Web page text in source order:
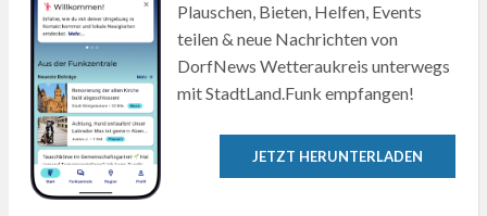
Plauschen, Bieten, Helfen, Events
teilen & neue Nachrichten von
DorfNews Wetteraukreis unterwegs
mit StadtLand.Funk empfangen!
JETZT HERUNTERLADEN